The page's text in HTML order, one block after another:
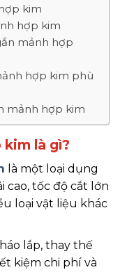
kim
hợp kim
mảnh hợp
hợp kim phù
mảnh hợp kim
kim là gì?
là một loại dụng
cao, tốc độ cắt lớn
loại vật liệu khác
lắp, thay thế
kiệm chi phí và